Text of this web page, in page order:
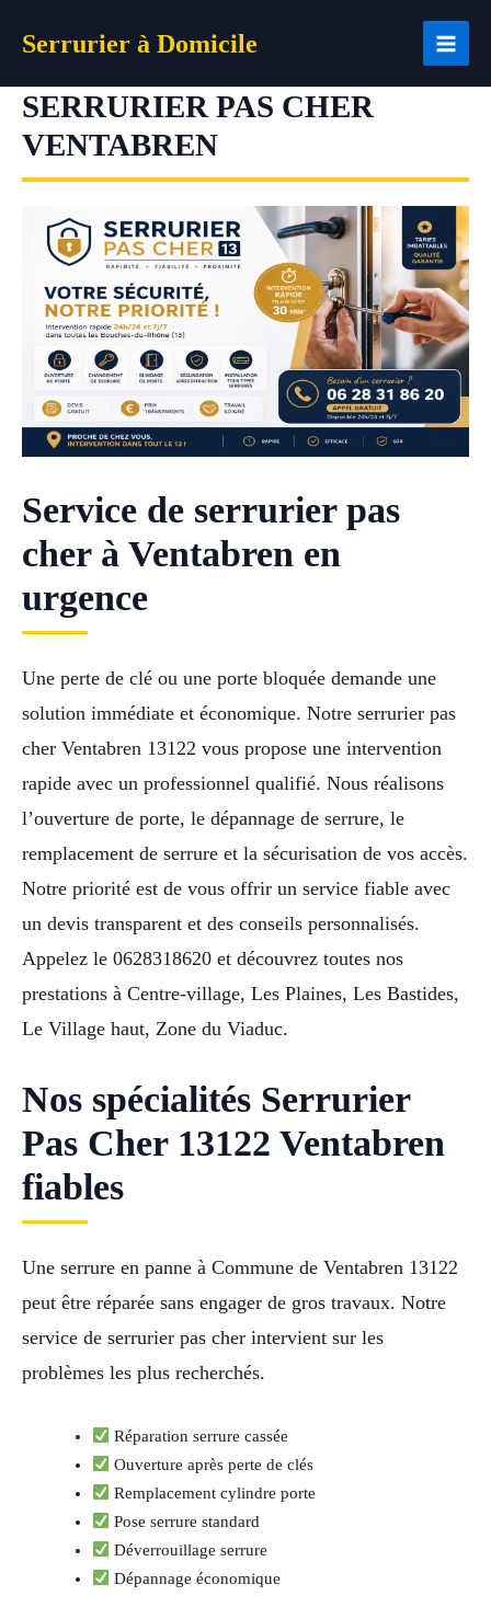
Serrurier à Domicile
SERRURIER PAS CHER
VENTABREN
Service de serrurier pas
cher à Ventabren en
urgence
Une perte de clé ou une porte bloquée demande une
solution immédiate et économique. Notre serrurier pas
cher Ventabren 13122 vous propose une intervention
rapide avec un professionnel qualifié. Nous réalisons
l’ouverture de porte, le dépannage de serrure, le
remplacement de serrure et la sécurisation de vos accès.
Notre priorité est de vous offrir un service fiable avec
un devis transparent et des conseils personnalisés.
Appelez le 0628318620 et découvrez toutes nos
prestations à Centre-village, Les Plaines, Les Bastides,
Le Village haut, Zone du Viaduc.
Nos spécialités Serrurier
Pas Cher 13122 Ventabren
fiables
Une serrure en panne à Commune de Ventabren 13122
peut être réparée sans engager de gros travaux. Notre
service de serrurier pas cher intervient sur les
problèmes les plus recherchés.
Réparation serrure cassée
Ouverture après perte de clés
Remplacement cylindre porte
Pose serrure standard
Déverrouillage serrure
Dépannage économique